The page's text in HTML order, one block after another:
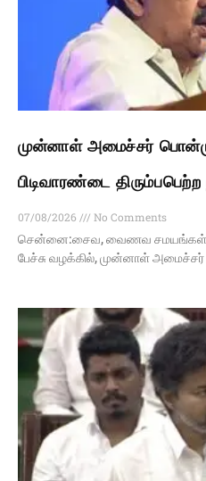
முன்னாள் அமைச்சர்
பிடிவாரண்டை
07/08/2026
No Comments
சென்னை:சைவ, வைணவ சமயங்கள்,
பேச்சு வழக்கில், முன்னாள் அமைச்சர்